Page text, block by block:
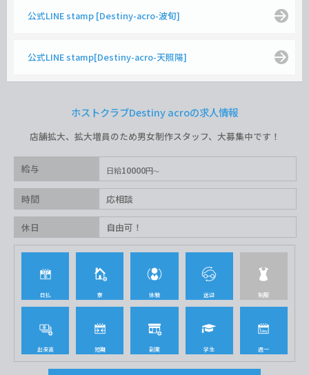
公式LINE stamp [Destiny-acro-波旬]
公式LINE stamp[Destiny-acro-天照陽]
ホストクラブDestiny acroの求人情報
店舗拡大、拡大増員のため男女制作スタッフ、大募集中です！
給与 日給10000円
時間 応相談
休日 自由可！
日払 寮 体験 送迎 制服
出来高 短期 副業 学生 週一